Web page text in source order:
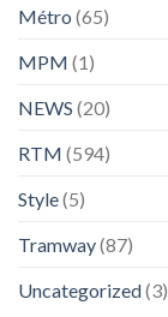
Métro (65)
MPM (1)
NEWS (20)
RTM (594)
Style(5)
Tramway(87)
Uncategorized(3)